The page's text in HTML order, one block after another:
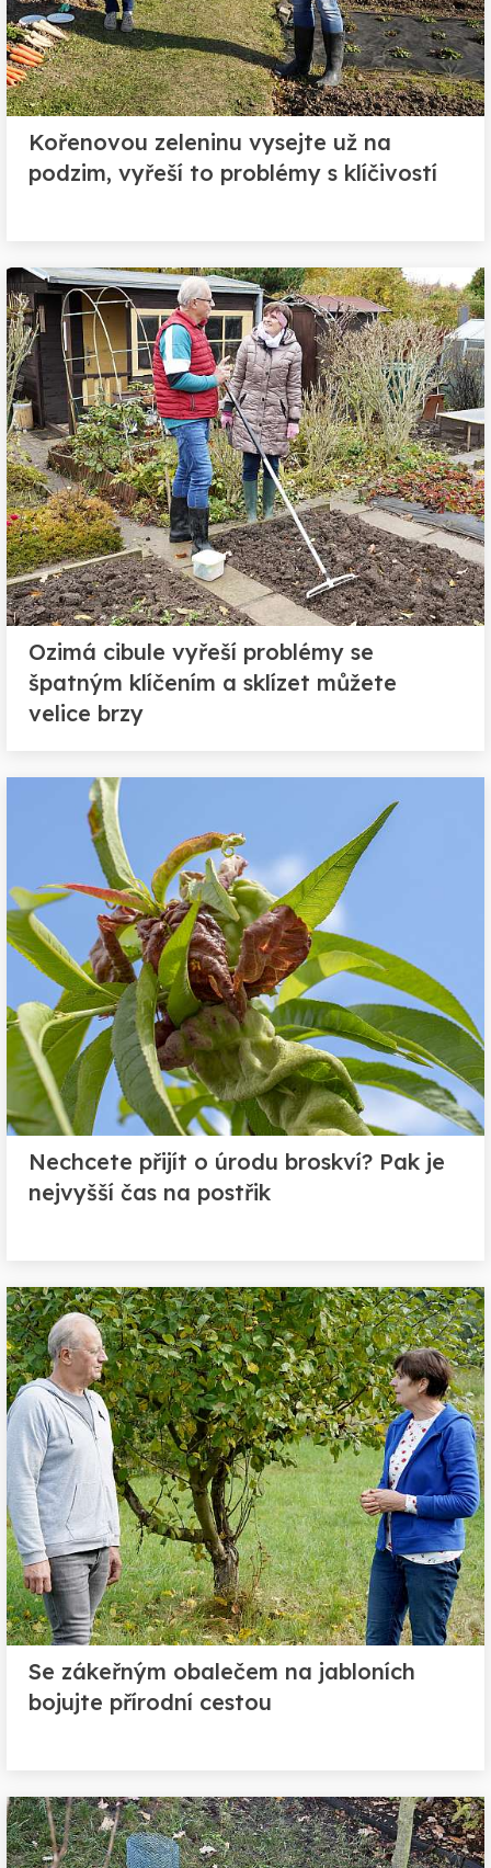
Kořenovou zeleninu vysejte už na
podzim, vyřeší to problémy s klíčivostí
Ozimá cibule vyřeší problémy se
špatným klíčením a sklízet můžete
velice brzy
Nechcete přijít o úrodu broskví? Pak je
nejvyšší čas na postřik
Se zákeřným obalečem na jabloních
bojujte přírodní cestou